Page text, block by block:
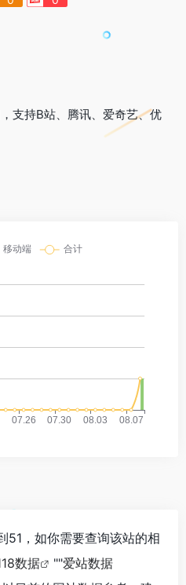
支持B站、腾讯、爱奇艺、优
51，如你需要查询该站的相
数据 ""爱站数据